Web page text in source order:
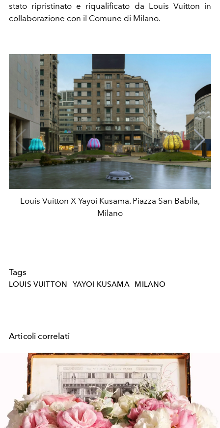
stato ripristinato e riqualificato da Louis Vuitton in
collaborazione con il Comune di Milano.
Louis Vuitton X Yayoi Kusama. Piazza San Babila,
Milano
Tags
LOUIS VUITTON YAYOI KUSAMA MILANO
Articoli correlati